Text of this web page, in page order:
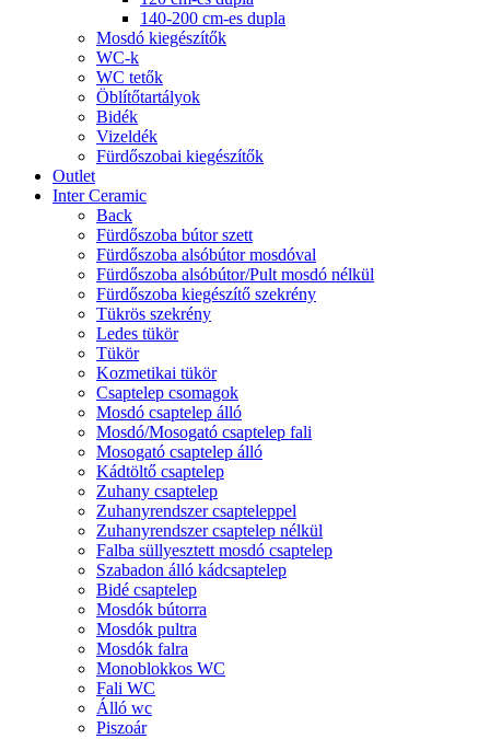
140-200 cm-es dupla
Mosdó kiegészítők
WC-k
WC tetők
Öblítőtartályok
Bidék
Vizeldék
Fürdőszobai kiegészítők
Outlet
Inter Ceramic
Back
Fürdőszoba bútor szett
Fürdőszoba alsóbútor mosdóval
Fürdőszoba alsóbútor/Pult mosdó nélkül
Fürdőszoba kiegészítő szekrény
Tükrös szekrény
Ledes tükör
Tükör
Kozmetikai tükör
Csaptelep csomagok
Mosdó csaptelep álló
Mosdó/Mosogató csaptelep fali
Mosogató csaptelep álló
Kádtöltő csaptelep
Zuhany csaptelep
Zuhanyrendszer csapteleppel
Zuhanyrendszer csaptelep nélkül
Falba süllyesztett mosdó csaptelep
Szabadon álló kádcsaptelep
Bidé csaptelep
Mosdók bútorra
Mosdók pultra
Mosdók falra
Monoblokkos WC
Fali WC
Álló wc
Piszoár